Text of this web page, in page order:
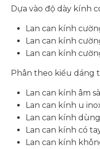
Dựa vào độ dày kính
Lan can kính
Lan can kính
Lan can kính
Phân theo kiểu dáng
Lan can kính âm
Lan can kính u
Lan can kính
Lan can kính có
Lan can kính